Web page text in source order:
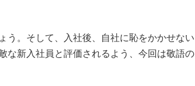
う。そして、入社後、自社に恥をかかせない
な新入社員と評価されるよう、今回は敬語の